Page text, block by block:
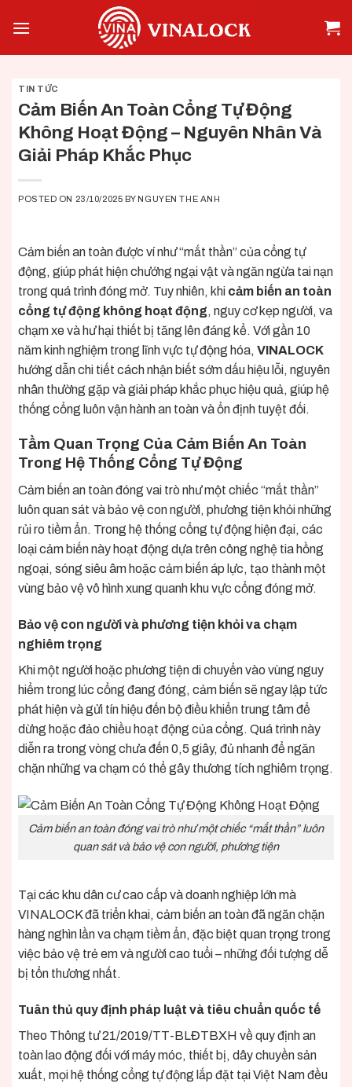
TIN TỨC
Cảm Biến An Toàn Cổng Tự Động
Không Hoạt Động – Nguyên Nhân Và
Giải Pháp Khắc Phục
POSTED ON 23/10/2025 BY NGUYEN THE ANH
Cảm biến an toàn được ví như “mắt thần” của cổng tự
động, giúp phát hiện chướng ngại vật và ngăn ngừa tai nạn
trong quá trình đóng mở. Tuy nhiên, khi cảm biến an toàn
cổng tự động không hoạt động, nguy cơ kẹp người, va
chạm xe và hư hại thiết bị tăng lên đáng kể. Với gần 10
năm kinh nghiệm trong lĩnh vực tự động hóa, VINALOCK
hướng dẫn chi tiết cách nhận biết sớm dấu hiệu lỗi, nguyên
nhân thường gặp và giải pháp khắc phục hiệu quả, giúp hệ
thống cổng luôn vận hành an toàn và ổn định tuyệt đối.
Tầm Quan Trọng Của Cảm Biến An Toàn
Trong Hệ Thống Cổng Tự Động
Cảm biến an toàn đóng vai trò như một chiếc “mắt thần”
luôn quan sát và bảo vệ con người, phương tiện khỏi những
rủi ro tiềm ẩn. Trong hệ thống cổng tự động hiện đại, các
loại cảm biến này hoạt động dựa trên công nghệ tia hồng
ngoại, sóng siêu âm hoặc cảm biến áp lực, tạo thành một
vùng bảo vệ vô hình xung quanh khu vực cổng đóng mở.
Bảo vệ con người và phương tiện khỏi va chạm
nghiêm trọng
Khi một người hoặc phương tiện di chuyển vào vùng nguy
hiểm trong lúc cổng đang đóng, cảm biến sẽ ngay lập tức
phát hiện và gửi tín hiệu đến bộ điều khiển trung tâm để
dừng hoặc đảo chiều hoạt động của cổng. Quá trình này
diễn ra trong vòng chưa đến 0,5 giây, đủ nhanh để ngăn
chặn những va chạm có thể gây thương tích nghiêm trọng.
Cảm biến an toàn đóng vai trò như một chiếc “mắt thần” luôn
quan sát và bảo vệ con người, phương tiện
Tại các khu dân cư cao cấp và doanh nghiệp lớn mà
VINALOCK đã triển khai, cảm biến an toàn đã ngăn chặn
hàng nghìn lần va chạm tiềm ẩn, đặc biệt quan trọng trong
việc bảo vệ trẻ em và người cao tuổi – những đối tượng dễ
bị tổn thương nhất.
Tuân thủ quy định pháp luật và tiêu chuẩn quốc tế
Theo Thông tư 21/2019/TT-BLĐTBXH về quy định an
toàn lao động đối với máy móc, thiết bị, dây chuyền sản
xuất, mọi hệ thống cổng tự động lắp đặt tại Việt Nam đều